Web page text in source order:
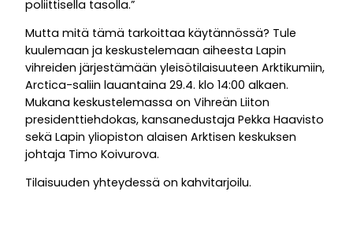
poliittisella tasolla.”
Mutta mitä tämä tarkoittaa käytännössä? Tule
kuulemaan ja keskustelemaan aiheesta Lapin
vihreiden järjestämään yleisötilaisuuteen Arktikumiin,
Arctica-saliin lauantaina 29.4. klo 14:00 alkaen.
Mukana keskustelemassa on Vihreän Liiton
presidenttiehdokas, kansanedustaja Pekka Haavisto
sekä Lapin yliopiston alaisen Arktisen keskuksen
johtaja Timo Koivurova.
Tilaisuuden yhteydessä on kahvitarjoilu.